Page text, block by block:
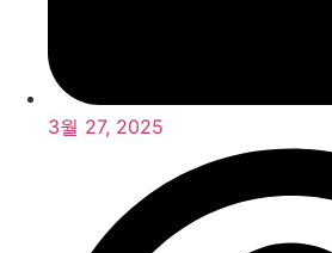
3월 27, 2025